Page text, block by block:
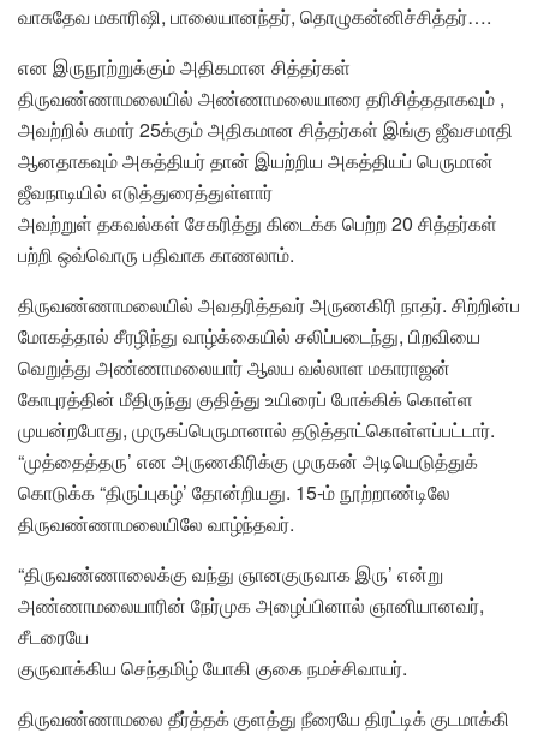
வாசுதேவ மகாரிஷி, பாலையானந்தர், தொழுகன்னிச்சித்தர்….
என இருநூற்றுக்கும் அதிகமான சித்தர்கள்
திருவண்ணாமலையில் அண்ணாமலையாரை தரிசித்ததாகவும் ,
அவற்றில் சுமார் 25க்கும் அதிகமான சித்தர்கள் இங்கு ஜீவசமாதி
ஆனதாகவும் அகத்தியர் தான் இயற்றிய அகத்தியப் பெருமான்
ஜீவநாடியில் எடுத்துரைத்துள்ளார்
அவற்றுள் தகவல்கள் சேகரித்து கிடைக்க பெற்ற 20 சித்தர்கள்
பற்றி ஒவ்வொரு பதிவாக காணலாம்.
திருவண்ணாமலையில் அவதரித்தவர் அருணகிரி நாதர். சிற்றின்ப
மோகத்தால் சீரழிந்து வாழ்க்கையில் சலிப்படைந்து, பிறவியை
வெறுத்து அண்ணாமலையார் ஆலய வல்லாள மகாராஜன்
கோபுரத்தின் மீதிருந்து குதித்து உயிரைப் போக்கிக் கொள்ள
முயன்றபோது, முருகப்பெருமானால் தடுத்தாட்கொள்ளப்பட்டார்.
“முத்தைத்தரு’ என அருணகிரிக்கு முருகன் அடியெடுத்துக்
கொடுக்க “திருப்புகழ்’ தோன்றியது. 15-ம் நூற்றாண்டிலே
திருவண்ணாமலையிலே வாழ்ந்தவர்.
“திருவண்ணாலைக்கு வந்து ஞானகுருவாக இரு’ என்று
அண்ணாமலையாரின் நேர்முக அழைப்பினால் ஞானியானவர்,
சீடரையே
குருவாக்கிய செந்தமிழ் யோகி குகை நமச்சிவாயர்.
திருவண்ணாமலை தீர்த்தக் குளத்து நீரையே திரட்டிக் குடமாக்கி